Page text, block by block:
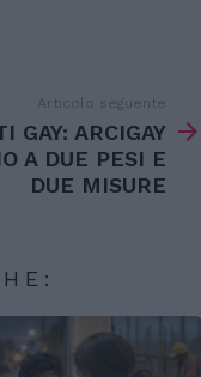
Articolo seguente
GAY: ARCIGAY
A DUE PESI E
DUE MISURE